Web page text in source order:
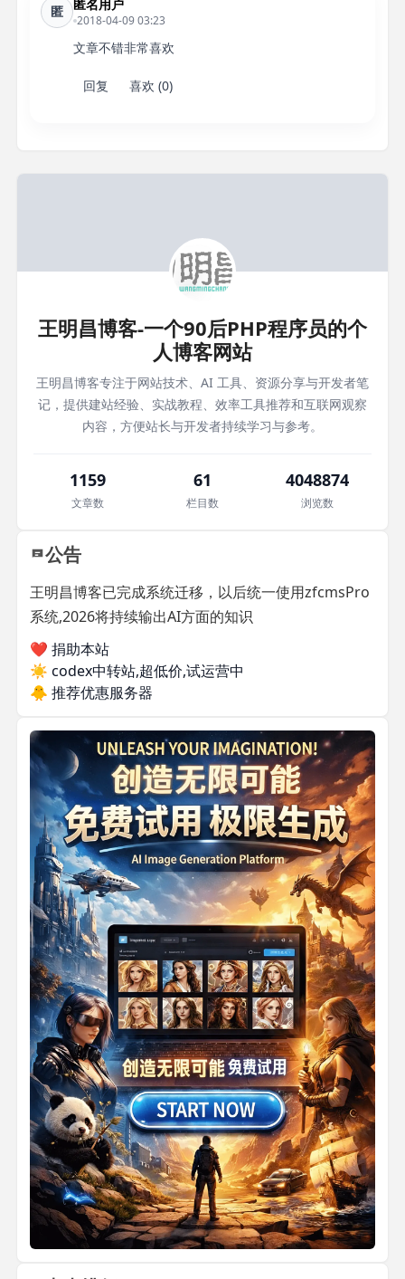
匿 匿名用户
2018-04-09 03:23
文章不错非常喜欢
回复 喜欢 (0)
王明昌博客-一个90后PHP程序员的个
人博客网站
王明昌博客专注于网站技术、AI 工具、资源分享与开发者笔
记，提供建站经验、实战教程、效率工具推荐和互联网观察
内容，方便站长与开发者持续学习与参考。
1159
文章数
61
栏目数
4048874
浏览数
公告
王明昌博客已完成系统迁移，以后统一使用zfcmsPro
系统,2026将持续输出AI方面的知识
❤️ 捐助本站
☀️ codex中转站,超低价,试运营中
🐥 推荐优惠服务器